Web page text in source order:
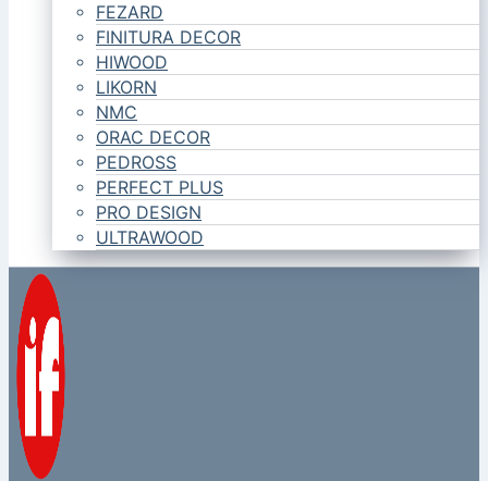
FEZARD
FINITURA DECOR
HIWOOD
LIKORN
NMC
ORAC DECOR
PEDROSS
PERFECT PLUS
PRO DESIGN
ULTRAWOOD